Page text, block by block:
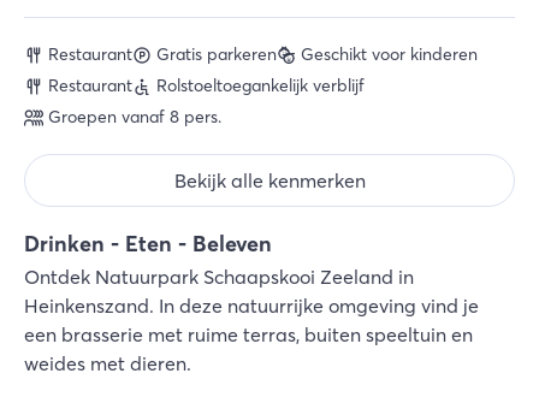
Drinken - Eten - Beleven
Ontdek Natuurpark Schaapskooi Zeeland in
Heinkenszand. In deze natuurrijke omgeving vind je
een brasserie met ruime terras, buiten speeltuin en
weides met dieren.
Restaurant Gratis parkeren
Geschikt voor kinderen
Restaurant
Rolstoeltoegankelijk verblijf
Groepen vanaf 8 pers.
Bekijk alle kenmerken